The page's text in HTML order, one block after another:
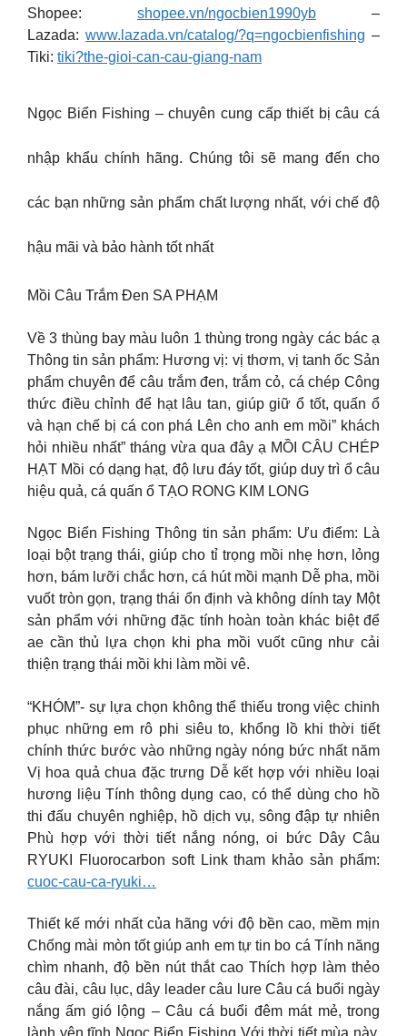
Shopee: shopee.vn/ngocbien1990yb –
Lazada: www.lazada.vn/catalog/?q=ngocbienfishing –
Tiki: tiki?the-gioi-can-cau-giang-nam
Ngọc Biển Fishing – chuyên cung cấp thiết bị câu cá
nhập khẩu chính hãng. Chúng tôi sẽ mang đến cho
các bạn những sản phẩm chất lượng nhất, với chế độ
hậu mãi và bảo hành tốt nhất
Mồi Câu Trắm Đen SA PHẠM
Về 3 thùng bay màu luôn 1 thùng trong ngày các bác ạ
Thông tin sản phẩm: Hương vị: vị thơm, vị tanh ốc Sản
phẩm chuyên để câu trắm đen, trắm cỏ, cá chép Công
thức điều chỉnh để hạt lâu tan, giúp giữ ổ tốt, quấn ổ
và hạn chế bị cá con phá Lên cho anh em mồi” khách
hỏi nhiều nhất” tháng vừa qua đây ạ MỒI CÂU CHÉP
HẠT Mồi có dạng hạt, độ lưu đáy tốt, giúp duy trì ổ câu
hiệu quả, cá quấn ổ TẠO RONG KIM LONG
Ngọc Biển Fishing Thông tin sản phẩm: Ưu điểm: Là
loại bột trạng thái, giúp cho tỉ trọng mồi nhẹ hơn, lỏng
hơn, bám lưỡi chắc hơn, cá hút mồi mạnh Dễ pha, mồi
vuốt tròn gọn, trạng thái ổn định và không dính tay Một
sản phẩm với những đặc tính hoàn toàn khác biệt để
ae cần thủ lựa chọn khi pha mồi vuốt cũng như cải
thiện trạng thái mồi khi làm mồi vê.
“KHÓM”- sự lựa chọn không thể thiếu trong việc chinh
phục những em rô phi siêu to, khổng lồ khi thời tiết
chính thức bước vào những ngày nóng bức nhất năm
Vị hoa quả chua đặc trưng Dễ kết hợp với nhiều loại
hương liệu Tính thông dụng cao, có thể dùng cho hồ
thi đấu chuyên nghiệp, hồ dịch vụ, sông đập tự nhiên
Phù hợp với thời tiết nắng nóng, oi bức Dây Câu
RYUKI Fluorocarbon soft Link tham khảo sản phẩm:
cuoc-cau-ca-ryuki…
Thiết kế mới nhất của hãng với độ bền cao, mềm mịn
Chống mài mòn tốt giúp anh em tự tin bo cá Tính năng
chìm nhanh, độ bền nút thắt cao Thích hợp làm thẻo
câu đài, câu lục, dây leader câu lure Câu cá buổi ngày
nắng ấm gió lộng – Câu cá buổi đêm mát mẻ, trong
lành yên tĩnh Ngọc Biển Fishing Với thời tiết mùa này,